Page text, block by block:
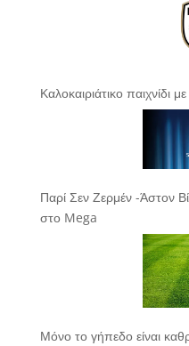
Καλοκαιριάτικο παιχνίδι
Παρί Σεν Ζερμέν -Άστον
στο Mega
Μόνο το γήπεδο είναι